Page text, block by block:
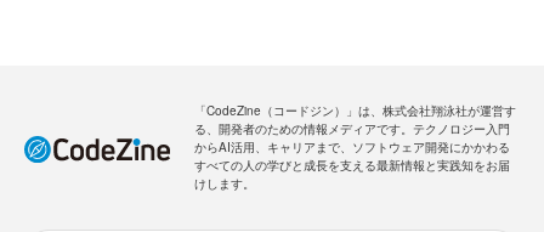
「CodeZine（コードジン）」は、株式会社翔泳社が運営す
る、開発者のための情報メディアです。テクノロジー入門
からAI活用、キャリアまで、ソフトウェア開発にかかわる
すべての人の学びと成長を支える最新情報と実践知をお届
けします。